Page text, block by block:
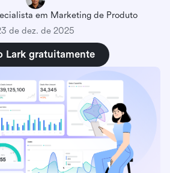
em Marketing de Produto
de dez. de 2025
Lark gratuitamente